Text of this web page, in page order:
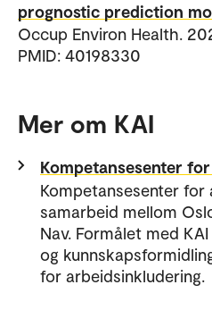
prognostic prediction
Occup Environ Health.
PMID: 40198330
Mer om KAI
Kompetansesenter
Kompetansesenter
samarbeid mellom
Nav. Formålet med
og
for arbeidsinkludering.